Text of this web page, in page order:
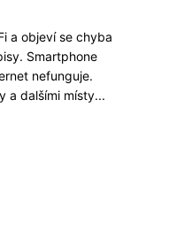
a objeví se chyba
Smartphone
nefunguje.
a dalšími místy...